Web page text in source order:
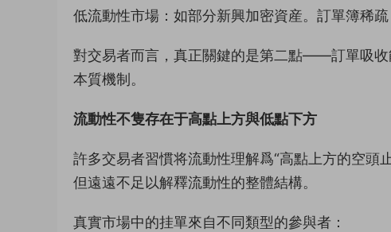
低流動性市場：如部分新興加密資産。訂單簿稀
對交易者而言，真正關鍵的是第二點——訂單吸收
本質機制。
流動性不隻存在于高點上方與低點下方
許多交易者習慣将流動性理解爲“高點上方的空頭
但遠遠不足以解釋流動性的整體結構。
真實市場中的挂單來自不同類型的參與者：